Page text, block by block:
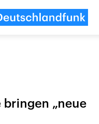
„neue